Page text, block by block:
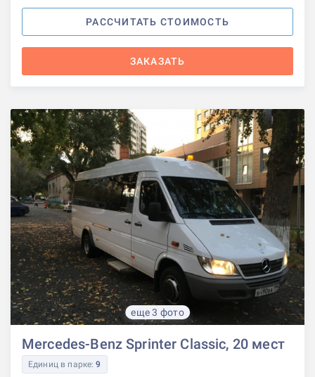
РАССЧИТАТЬ СТОИМОСТЬ
ЗАКАЗАТЬ
еще 3 фото
Mercedes-Benz Sprinter Classic, 20 мест
Единиц в парке:9